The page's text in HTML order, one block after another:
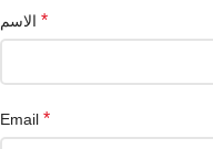
*
Email *